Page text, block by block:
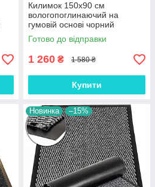
Килимок 150х90 см
вологопоглинаючий на
гумовій основі чорний
(К150901)
Готово до відправки
1 260 ₴ 1 580 ₴
Купити
Новинка –15%